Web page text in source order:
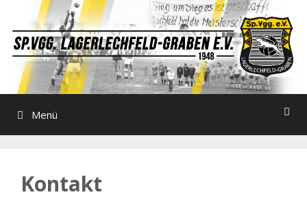
springen
Menü
Kontakt